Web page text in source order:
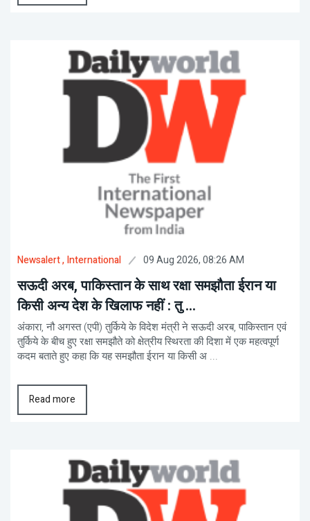
Newsalert, International 09 Aug 2026, 08:26 AM
सऊदी अरब, पाकिस्तान के साथ रक्षा समझौता ईरान या
किसी अन्य देश के खिलाफ नहीं : तु ...
अंकारा, नौ अगस्त (एपी) तुर्किये के विदेश मंत्री ने सऊदी अरब, पाकिस्तान एवं
तुर्किये के बीच हुए रक्षा समझौते को क्षेत्रीय स्थिरता की दिशा में एक महत्वपूर्ण
कदम बताते हुए कहा कि यह समझौता ईरान या किसी अ ...
Read more